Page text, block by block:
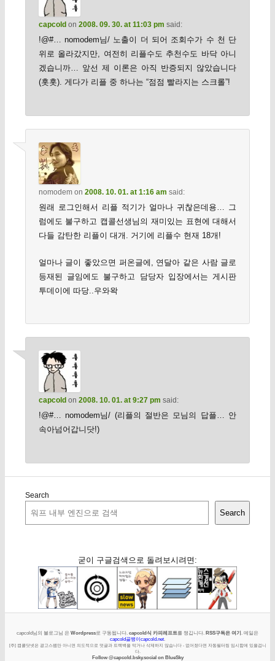
capcold on 2008. 09. 30. at 11:03 pm said:
!@#… nomodem님/ 노출이 더 되어 조회수가 수 천 단
위로 올라갔지만, 여전히 리플수도 추천수도 바닥 아니
겠습니까… 앞선 제 이론은 아직 반증되지 않았습니다
(홋홋). 게다가 리플 중 하나는 “점점 빨라지는 스크롤”!
nomodemon 2008. 10. 01. at 1:16 am said:
원래 로그인해서 리플 적기가 얼마나 귀찮은데용… 그
럼에도 불구하고 캡콜선생님의 재미있는 표현에 대해서
다들 감탄한 리플이 대개. 거기에 리플수 현재 18개!
얼마나 글이 좋았으면 퍼온글에, 연달아 같은 사람 글로
등재된 글임에도 불구하고 담당자 입장에서는 게시판
투데이에 따당..우와왁
capcold on 2008. 10. 01. at 9:27 pm said:
!@#… nomodem님/ (리플의 절반은 모님의 답플… 안
속아넘어갑니닷!)
Search
Search
굳이 구글검색으로 돌려보시려면:
capcold님의 블로그님 은 Wordpress로 구동됩니다. capcold식 카피레프트를 챙깁니다. RSS구독은 여기 . 메일은
capcold골뱅이capcold.net
[주] 캡콜닷넷은 광고스팸만 아니면 의도적으로 덧글과 트랙백을 막거나 삭제하지 않습니다 - 없어졌다면 자동필터링 임시함에 있을겁니
다.
Follow @capcold.bsky.social on BlueSky